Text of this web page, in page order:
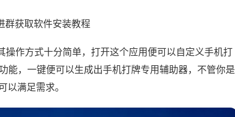
获取软件安装教程
操作方式十分简单，打开这个应用便可以自定义手机打
能，一键便可以生成出手机打牌专用辅助器，不管你是
以满足需求。